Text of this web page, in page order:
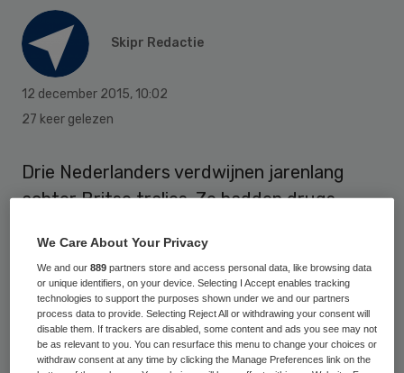
Skipr Redactie
12 december 2015, 10:02
27 keer gelezen
Drie Nederlanders verdwijnen jarenlang
achter Britse tralies. Ze hadden drugs
Leonardus B. kreeg 28 jaar, Olof S. werd
veroordeeld tot 24 jaar celstraf en Richard
E. hoorde een straf van 18 jaar. Dat
oordeelde een Britse rechter vrijdag.
We Care About Your Privacy
We and our889 partners store and access personal data, like browsing data
or unique identifiers, on your device. Selecting I Accept enables tracking
technologies to support the purposes shown under we and our partners
process data to provide. Selecting Reject All or withdrawing your consent will
disable them. If trackers are disabled, some content and ads you see may not
be as relevant to you. You can resurface this menu to change your choices or
withdraw consent at any time by clicking the Manage Preferences link on the